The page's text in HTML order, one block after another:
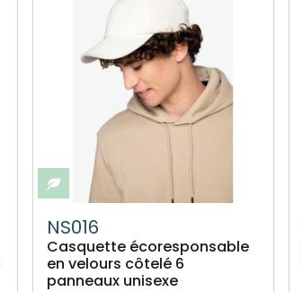
Eco-responsable
NS016
Casquette écoresponsable
en velours côtelé 6
panneaux unisexe